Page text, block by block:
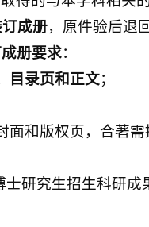
成册，原件验后退
册要求：
目录页和正文；
面和版权页，合著
士研究生招生科研成